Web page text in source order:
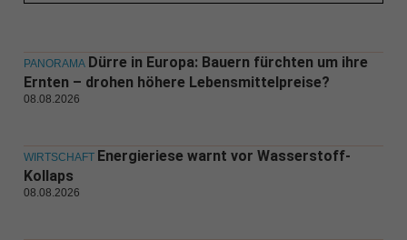
PANORAMA Dürre in Europa: Bauern fürchten um ihre
Ernten – drohen höhere Lebensmittelpreise?
08.08.2026
WIRTSCHAFT Energieriese warnt vor Wasserstoff-
Kollaps
08.08.2026